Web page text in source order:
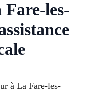
les-
à La Fare-les-